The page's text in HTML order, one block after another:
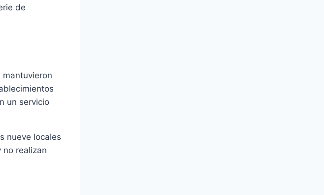
de
mantuvieron
un servicio
nueve locales
no realizan